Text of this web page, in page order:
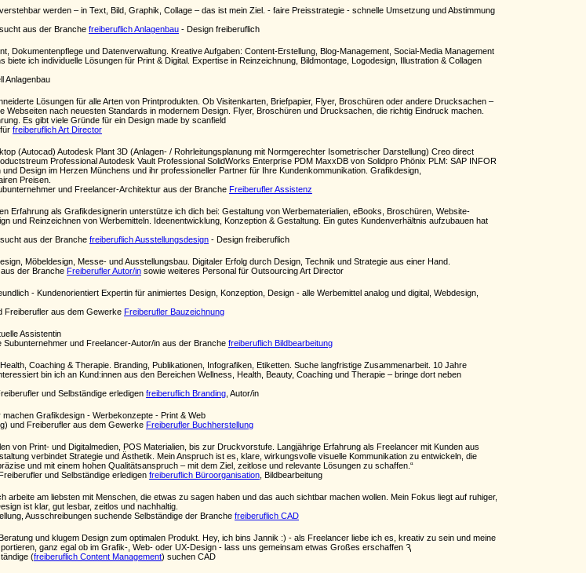
werden – in Text, Bild, Graphik, Collage – das ist mein Ziel. - faire Preisstrategie - schnelle Umsetzung und Abstimmung
aus der Branche freiberuflich Anlagenbau - Design freiberuflich
Dokumentenpflege und Datenverwaltung. Kreative Aufgaben: Content-Erstellung, Blog-Management, Social-Media Management
ich individuelle Lösungen für Print & Digital. Expertise in Reinzeichnung, Bildmontage, Logodesign, Illustration & Collagen
Anlagenbau
Lösungen für alle Arten von Printprodukten. Ob Visitenkarten, Briefpapier, Flyer, Broschüren oder andere Drucksachen –
nach neuesten Standards in modernem Design. Flyer, Broschüren und Drucksachen, die richtig Eindruck machen.
Es gibt viele Gründe für ein Design made by scanfield
freiberuflich Art Director
(Autocad) Autodesk Plant 3D (Anlagen- / Rohrleitungsplanung mit Normgerechter Isometrischer Darstellung) Creo direct
Professional Autodesk Vault Professional SolidWorks Enterprise PDM MaxxDB von Solidpro Phönix PLM: SAP INFOR
Design im Herzen Münchens und ihr professioneller Partner für Ihre Kundenkommunikation. Grafikdesign,
Preisen.
und Freelancer-Architektur aus der Branche Freiberufler Assistenz
Erfahrung als Grafikdesignerin unterstütze ich dich bei: Gestaltung von Werbematerialien, eBooks, Broschüren, Website-
und Reinzeichnen von Werbemitteln. Ideenentwicklung, Konzeption & Gestaltung. Ein gutes Kundenverhältnis aufzubauen hat
aus der Branche freiberuflich Ausstellungsdesign - Design freiberuflich
Möbeldesign, Messe- und Ausstellungsbau. Digitaler Erfolg durch Design, Technik und Strategie aus einer Hand.
der Branche Freiberufler Autor/in sowie weiteres Personal für Outsourcing Art Director
- Kundenorientiert Expertin für animiertes Design, Konzeption, Design - alle Werbemittel analog und digital, Webdesign,
Freiberufler aus dem Gewerke Freiberufler Bauzeichnung
Assistentin
und Freelancer-Autor/in aus der Branche freiberuflich Bildbearbeitung
Coaching & Therapie. Branding, Publikationen, Infografiken, Etiketten. Suche langfristige Zusammenarbeit. 10 Jahre
bin ich an Kund:innen aus den Bereichen Wellness, Health, Beauty, Coaching und Therapie – bringe dort neben
und Selbständige erledigen freiberuflich Branding , Autor/in
Grafikdesign - Werbekonzepte - Print & Web
und Freiberufler aus dem Gewerke Freiberufler Buchherstellung
von Print- und Digitalmedien, POS Materialien, bis zur Druckvorstufe. Langjährige Erfahrung als Freelancer mit Kunden aus
verbindet Strategie und Ästhetik. Mein Anspruch ist es, klare, wirkungsvolle visuelle Kommunikation zu entwickeln, die
und mit einem hohen Qualitätsanspruch – mit dem Ziel, zeitlose und relevante Lösungen zu schaffen.“
und Selbständige erledigen freiberuflich Büroorganisation , Bildbearbeitung
am liebsten mit Menschen, die etwas zu sagen haben und das auch sichtbar machen wollen. Mein Fokus liegt auf ruhiger,
ist klar, gut lesbar, zeitlos und nachhaltig.
Ausschreibungen suchende Selbständige der Branche freiberuflich CAD
und klugem Design zum optimalen Produkt. Hey, ich bins Jannik :) - als Freelancer liebe ich es, kreativ zu sein und meine
ganz egal ob im Grafik-, Web- oder UX-Design - lass uns gemeinsam etwas Großes erschaffen Ԇ
(freiberuflich Content Management) suchen CAD